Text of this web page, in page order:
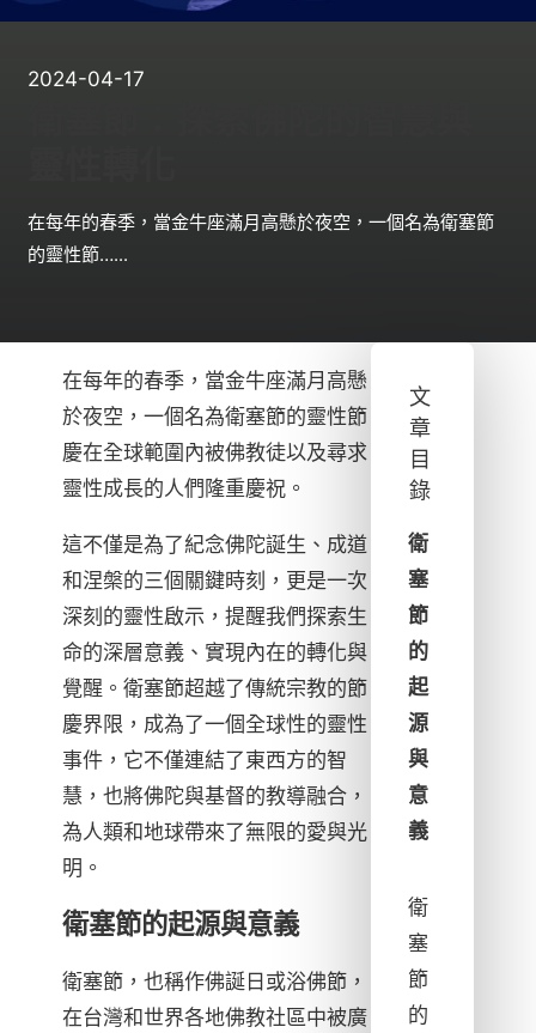
2024-04-17
在每年的春季，當金牛座滿月高懸於夜空，一個名為衛塞節
的靈性節…...
在每年的春季，當金牛座滿月高懸
於夜空，一個名為衛塞節的靈性節
慶在全球範圍內被佛教徒以及尋求
靈性成長的人們隆重慶祝。
這不僅是為了紀念佛陀誕生、成道
和涅槃的三個關鍵時刻，更是一次
深刻的靈性啟示，提醒我們探索生
命的深層意義、實現內在的轉化與
覺醒。衛塞節超越了傳統宗教的節
慶界限，成為了一個全球性的靈性
事件，它不僅連結了東西方的智
慧，也將佛陀與基督的教導融合，
為人類和地球帶來了無限的愛與光
明。
衛塞節的起源與意義
衛塞節，也稱作佛誕日或浴佛節，
在台灣和世界各地佛教社區中被廣
文
章
目
錄
衛
塞
節
的
起
源
與
意
義
衛
塞
節
的